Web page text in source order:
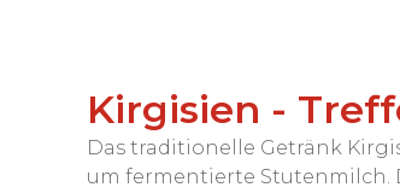
Kirgisien -
Das traditionelle Getränk
um fermentierte Stutenmilch.